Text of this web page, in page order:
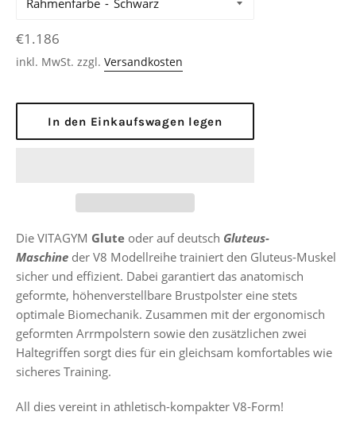
Rahmenfarbe
Normaler
Preis
€1.186
inkl. MwSt. zzgl. Versandkosten
In den Einkaufswagen legen
Die VITAGYM Glute oder auf deutsch Gluteus-
Maschine der V8 Modellreihe trainiert den Gluteus-Muskel
sicher und effizient. Dabei garantiert das anatomisch
geformte, höhenverstellbare Brustpolster eine stets
optimale Biomechanik. Zusammen mit der ergonomisch
geformten Arrmpolstern sowie den zusätzlichen zwei
Haltegriffen sorgt dies für ein gleichsam komfortables wie
sicheres Training.
All dies vereint in athletisch-kompakter V8-Form!